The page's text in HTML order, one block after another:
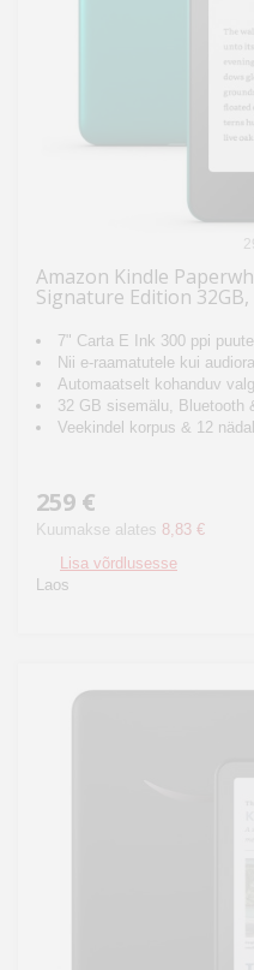
Amazon Kindle
Signature Edition
7" Carta E Ink 300 ppi
Nii e-raamatutele kui
Automaatselt kohanduv
32 GB sisemälu, Bluetooth
Veekindel korpus & 12
259 €
Kuumakse alates 8,83 €
Lisa võrdlusesse
Laos